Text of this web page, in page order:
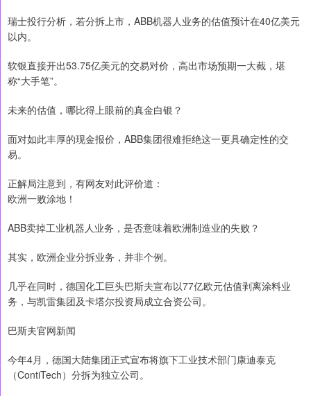
瑞士投行分析，若分拆上市，ABB机器人业务的估值预计在40亿美元
以内。
软银直接开出53.75亿美元的交易对价，高出市场预期一大截，堪
称“大手笔”。
未来的估值，哪比得上眼前的真金白银？
面对如此丰厚的现金报价，ABB集团很难拒绝这一更具确定性的交
易。
正解局注意到，有网友对此评价道：
欧洲一败涂地！
ABB卖掉工业机器人业务，是否意味着欧洲制造业的失败？
其实，欧洲企业分拆业务，并非个例。
几乎在同时，德国化工巨头巴斯夫宣布以77亿欧元估值剥离涂料业
务，与凯雷集团及卡塔尔投资局成立合资公司。
巴斯夫官网新闻
今年4月，德国大陆集团正式宣布将旗下工业技术部门康迪泰克
（ContiTech）分拆为独立公司。